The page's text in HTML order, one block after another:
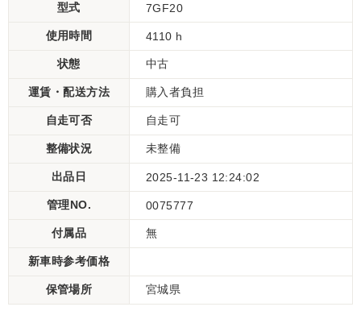
型式 7GF20
使用時間 4110 h
状態 中古
運賃・配送方法 購入者負担
自走可否 自走可
整備状況 未整備
出品日 2025-11-23 12:24:02
管理NO. 0075777
付属品 無
新車時参考価格
保管場所 宮城県